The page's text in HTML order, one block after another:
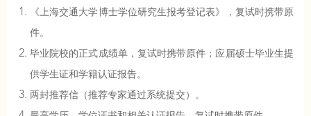
《上海交通大学博士学位研究生报考登记表》，复试时携带原
件。
毕业院校的正式成绩单，复试时携带原件；应届硕士毕业生提
供学生证和学籍认证报告。
两封推荐信（推荐专家通过系统提交）。